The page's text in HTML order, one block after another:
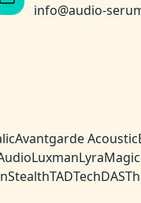
info@audio-
Avantgarde Acoustic
LuxmanLyra
StealthTADTechDAS